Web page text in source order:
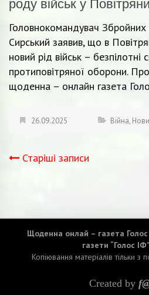
роду військ у
Головнокомандувач
Сирський заявив, що в
новий рід військ – безпілотні
протиповітряної оборони.
щоденна – онлайн газета
26.09.2025 Війна,
Навігація
Старіші записи
Щоденна онлай – газета
газети “Голос ІФ”
Копіювання матеріалів тільки
Created by